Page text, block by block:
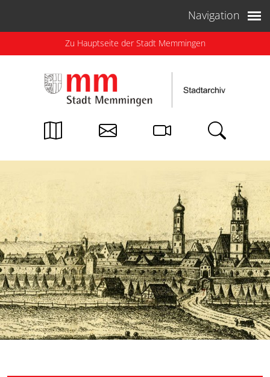
Navigation
Zu Hauptseite der Stadt Memmingen